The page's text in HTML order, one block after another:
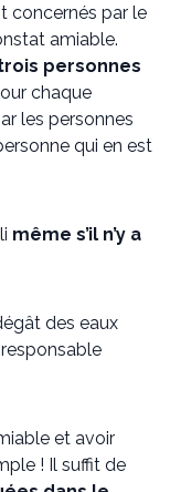
concernés par le
amiable.
personnes
chaque
les personnes
qui en est
même s’il n’y a
des eaux
responsable
et avoir
! Il suffit de